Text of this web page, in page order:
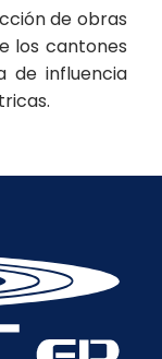
de obras
los cantones
de influencia